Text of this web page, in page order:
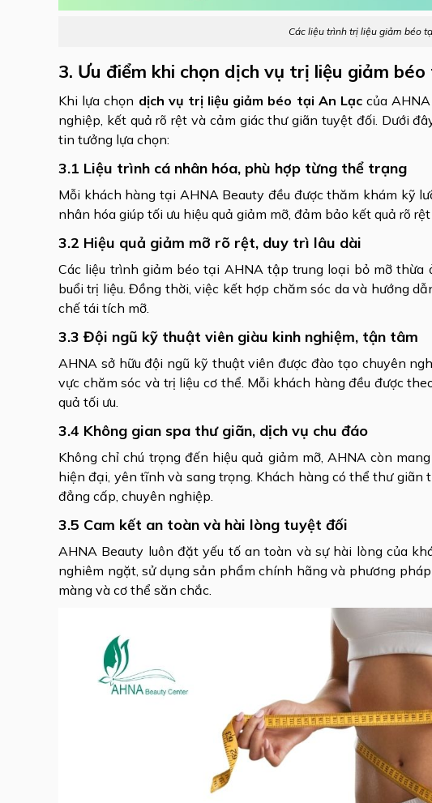
Các liệu trình trị liệu giảm béo
3. Ưu điểm khi chọn dịch vụ trị liệu giảm
Khi lựa chọn dịch vụ trị liệu giảm béo tại An Lạccủa AHNA
nghiệp, kết quả rõ rệt và cảm giác thư giãn tuyệt đối. Dưới
tin tưởng lựa chọn:
3.1 Liệu trình cá nhân hóa, phù hợp từng thể trạng
Mỗi khách hàng tại AHNA Beauty đều được thăm khám kỹ
nhân hóa giúp tối ưu hiệu quả giảm mỡ, đảm bảo kết quả rõ
3.2 Hiệu quả giảm mỡ rõ rệt, duy trì lâu dài
Các liệu trình giảm béo tại AHNA tập trung loại bỏ mỡ
buổi trị liệu. Đồng thời, việc kết hợp chăm sóc da và hướng
chế tái tích mỡ.
3.3 Đội ngũ kỹ thuật viên giàu kinh nghiệm, tận tâm
AHNA sở hữu đội ngũ kỹ thuật viên được đào tạo chuyên
vực chăm sóc và trị liệu cơ thể. Mỗi khách hàng đều được
quả tối ưu.
3.4 Không gian spa thư giãn, dịch vụ chu đáo
Không chỉ chú trọng đến hiệu quả giảm mỡ, AHNA còn
hiện đại, yên tĩnh và sang trọng. Khách hàng có thể thư
đẳng cấp, chuyên nghiệp.
3.5 Cam kết an toàn và hài lòng tuyệt đối
AHNA Beauty luôn đặt yếu tố an toàn và sự hài lòng của
nghiêm ngặt, sử dụng sản phẩm chính hãng và phương
màng và cơ thể săn chắc.